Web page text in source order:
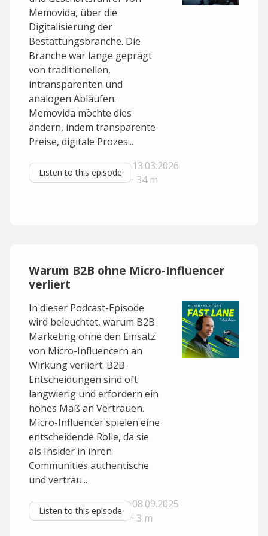
Memovida, über die
Digitalisierung der
Bestattungsbranche. Die
Branche war lange geprägt
von traditionellen,
intransparenten und
analogen Abläufen.
Memovida möchte dies
ändern, indem transparente
Preise, digitale Prozes...
Listen to this episode
13.03.2026
· 34 m
Warum B2B ohne Micro-Influencer
verliert
In dieser Podcast-Episode
wird beleuchtet, warum B2B-
Marketing ohne den Einsatz
von Micro-Influencern an
Wirkung verliert. B2B-
Entscheidungen sind oft
langwierig und erfordern ein
hohes Maß an Vertrauen.
Micro-Influencer spielen eine
entscheidende Rolle, da sie
als Insider in ihren
Communities authentische
und vertrau...
Listen to this episode
08.09.2025
· 3 m